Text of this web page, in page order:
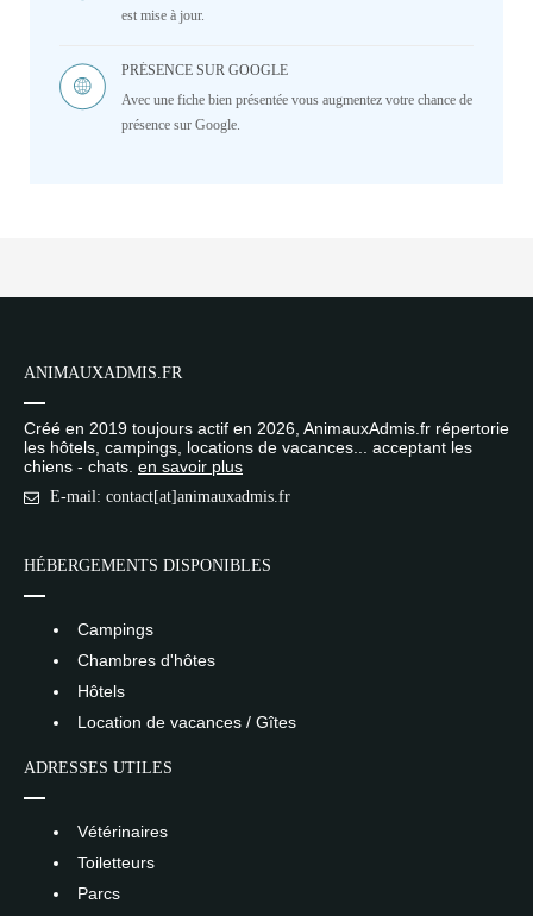
est mise à jour.
PRÉSENCE SUR GOOGLE
Avec une fiche bien présentée vous augmentez votre chance de
présence sur Google.
ANIMAUXADMIS.FR
Créé en 2019 toujours actif en 2026, AnimauxAdmis.fr répertorie
les hôtels, campings, locations de vacances... acceptant les
chiens - chats. en savoir plus
E-mail: contact[at]animauxadmis.fr
HÉBERGEMENTS DISPONIBLES
Campings
Chambres d'hôtes
Hôtels
Location de vacances / Gîtes
ADRESSES UTILES
Vétérinaires
Toiletteurs
Parcs